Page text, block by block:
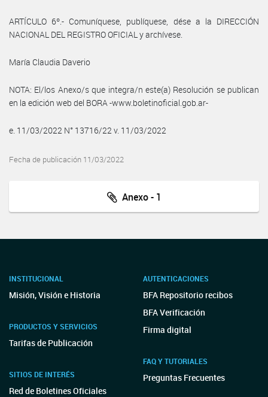
ARTÍCULO 6º.- Comuníquese, publíquese, dése a la DIRECCIÓN
NACIONAL DEL REGISTRO OFICIAL y archívese.
María Claudia Daverio
NOTA: El/los Anexo/s que integra/n este(a) Resolución se publican
en la edición web del BORA -www.boletinoficial.gob.ar-
e. 11/03/2022 N° 13716/22 v. 11/03/2022
Fecha de publicación 11/03/2022
Anexo - 1
INSTITUCIONAL
Misión, Visión e Historia
PRODUCTOS Y SERVICIOS
Tarifas de Publicación
SITIOS DE INTERÉS
Red de Boletines Oficiales
AUTENTICACIONES
BFA Repositorio recibos
BFA Verificación
Firma digital
FAQ Y TUTORIALES
Preguntas Frecuentes